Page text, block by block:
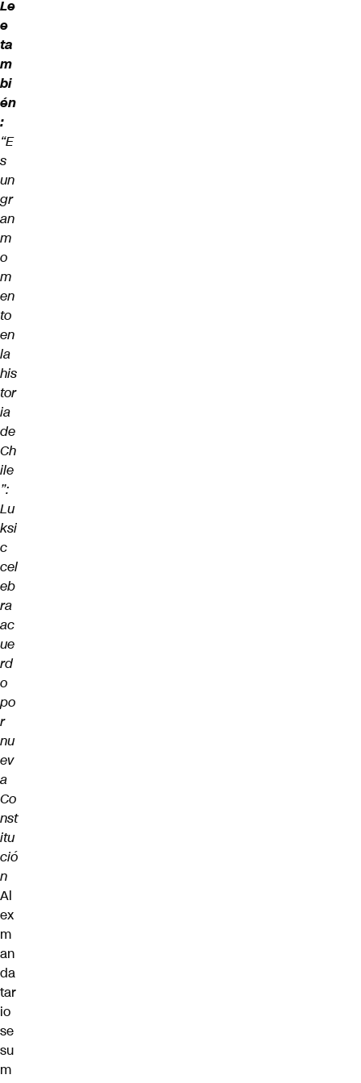
Le
e
ta
m
bi
én
:
“E
s
un
gr
an
m
o
m
en
to
en
la
his
tor
ia
de
Ch
ile
”:
Lu
ksi
c
cel
eb
ra
ac
ue
rd
o
po
r
nu
ev
a
Co
nst
itu
ció
n
Al
ex
m
an
da
tar
io
se
su
m